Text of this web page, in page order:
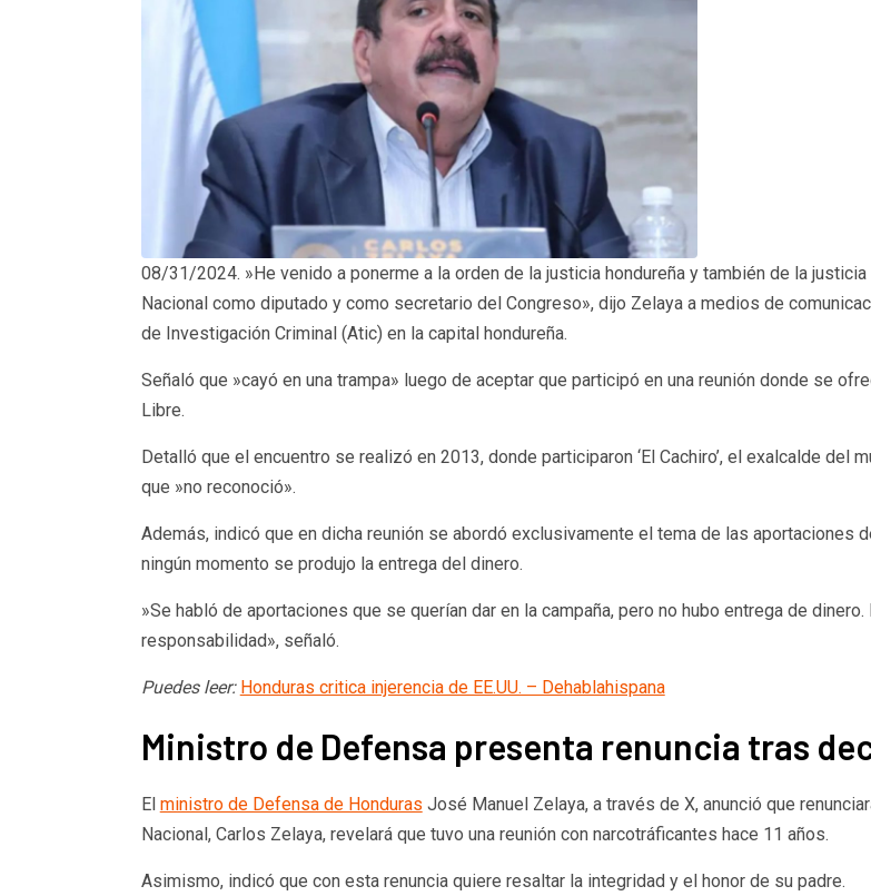
08/31/2024. »He venido a ponerme a la orden de la justicia hondureña y también de la
Nacional como diputado y como secretario del Congreso», dijo Zelaya a medios de
de Investigación Criminal (Atic) en la capital hondureña.
Señaló que »cayó en una trampa» luego de aceptar que participó en una reunión donde se
Libre.
Detalló que el encuentro se realizó en 2013, donde participaron ‘El Cachiro’, el exalcalde del
que »no reconoció».
Además, indicó que en dicha reunión se abordó exclusivamente el tema de las aportaciones
ningún momento se produjo la entrega del dinero.
»Se habló de aportaciones que se querían dar en la campaña, pero no hubo entrega de
responsabilidad», señaló.
Puedes leer: Honduras critica injerencia de EE.UU. – Dehablahispana
Ministro de Defensa presenta renuncia tras
El ministro de Defensa de Honduras José Manuel Zelaya, a través de X, anunció que
Nacional, Carlos Zelaya, revelará que tuvo una reunión con narcotráficantes hace 11 años.
Asimismo, indicó que con esta renuncia quiere resaltar la integridad y el honor de su padre.